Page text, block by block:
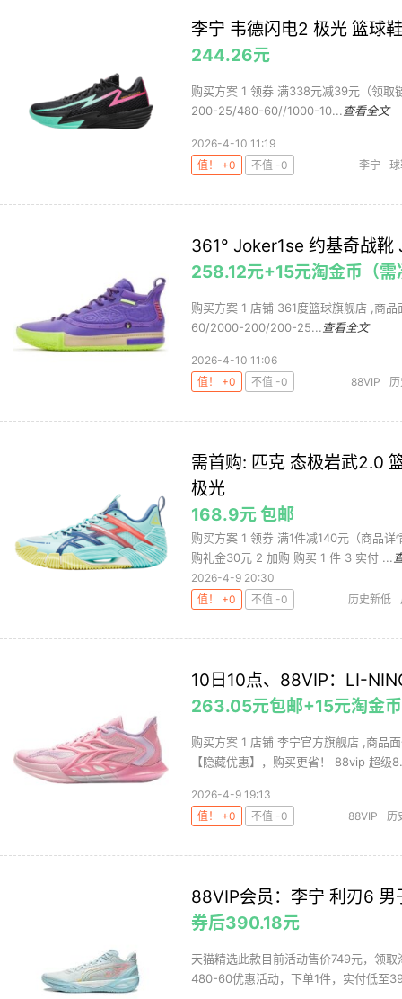
李宁 韦德闪电2 极光 篮球
244.26元
购买方案 1 领券 满338元减39元（领取
200-25/480-60//1000-10... 查看全文
2026-4-10 11:19
值！ +0
不值 -0 李宁
361° Joker1se 约基奇战靴
258.12元+15元淘金币（需
购买方案 1 店铺 361度篮球旗舰店 ,商
60/2000-200/200-25... 查看全文
2026-4-10 11:06
值！ +0
不值 -0 88VIP
需首购: 匹克 态极岩武2.0
极光
168.9元 包邮
购买方案 1 领券 满1件减140元（商品
购礼金30元 2 加购 购买 1 件 3 实付 ...
2026-4-9 20:30
值！ +0
不值 -0 历史新低
10日10点、88VIP：LI-
263.05元包邮+15元淘金
购买方案 1 店铺 李宁官方旗舰店 ,商品
【隐藏优惠】，购买更省！ 88vip 超级
2026-4-9 19:13
值！ +0
不值 -0 88VIP
历
88VIP会员：李宁 利刃6 男
券后390.18元
天猫精选此款目前活动售价749元，领
480-60优惠活动，下单1件，实付低至